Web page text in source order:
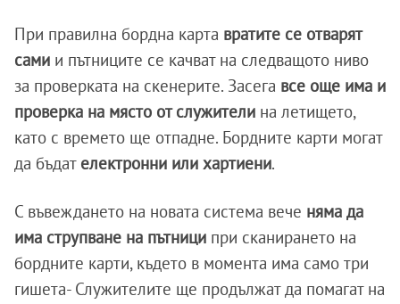
При правилна бордна карта вратите се отварят
сами и пътниците се качват на следващото ниво
за проверката на скенерите. Засега все още има и
проверка на място от служители на летището,
като с времето ще отпадне. Бордните карти могат
да бъдат електронни или хартиени.
С въвеждането на новата система вече няма да
има струпване на пътници при сканирането на
бордните карти, където в момента има само три
гишета- Служителите ще продължат да помагат на